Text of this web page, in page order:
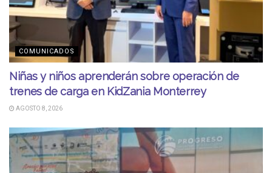
COMUNICADOS
Niñas y niños aprenderán sobre operación de
trenes de carga en KidZania Monterrey
AGOSTO 8, 2026